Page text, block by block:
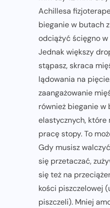
Achillesa
bieganie w butach
odciążyć ścięgno
Jednak większy
stąpasz, skraca
lądowania na
zaangażowanie
również bieganie w
elastycznych, które
pracę stopy. To
Gdy musisz
się przetaczać,
się też na
kości piszczelowej
piszczeli). Mniej